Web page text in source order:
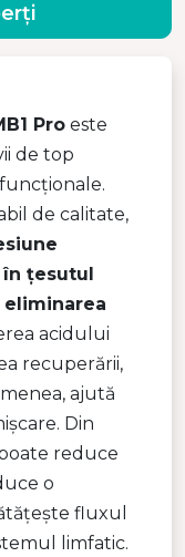
Pro este
de top
de calitate,
țesutul
eliminarea
acidului
recuperării,
ajută
Din
reduce
o
fluxul
limfatic.